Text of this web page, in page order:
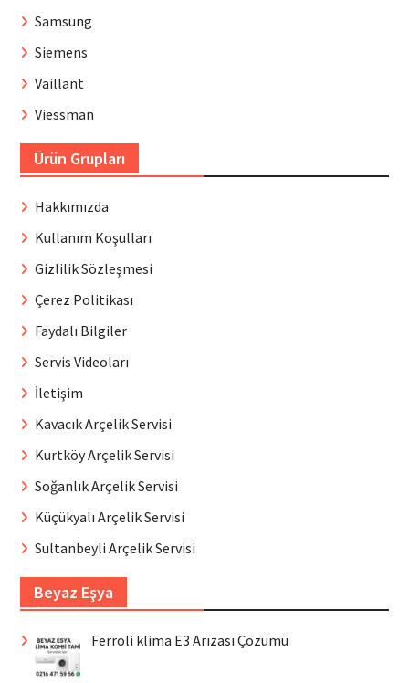
Samsung
Siemens
Vaillant
Viessman
Ürün Grupları
Hakkımızda
Kullanım Koşulları
Gizlilik Sözleşmesi
Çerez Politikası
Faydalı Bilgiler
Servis Videoları
İletişim
Kavacık Arçelik Servisi
Kurtköy Arçelik Servisi
Soğanlık Arçelik Servisi
Küçükyalı Arçelik Servisi
Sultanbeyli Arçelik Servisi
Beyaz Eşya
Ferroli klima E3 Arızası Çözümü